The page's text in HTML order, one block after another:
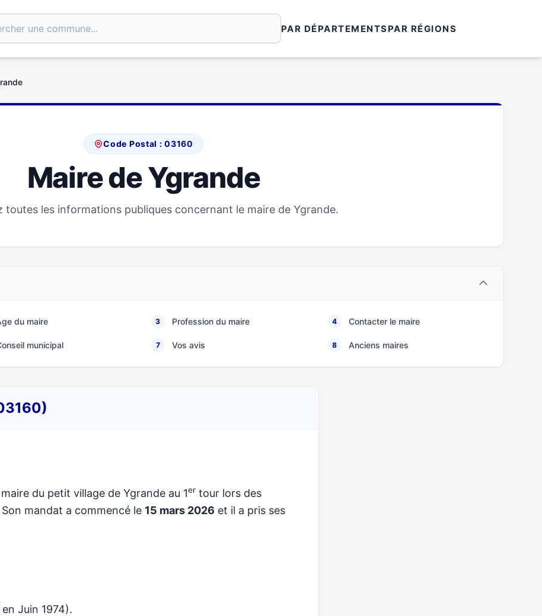
PAR DÉPARTEMENTSPAR RÉGIONS
Code Postal : 03160
Maire de Ygrande
toutes les informations publiques concernant le maire de Ygrande.
du maire 3 Profession du maire 4 Contacter le maire
municipal 7 Vos avis 8 Anciens maires
du petit village de Ygrande au 1er tour lors des
mandat a commencé le 15 mars 2026 et il a pris ses
Juin 1974).